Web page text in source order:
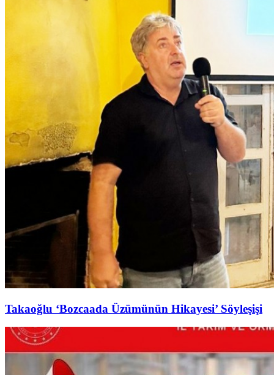
Takaoğlu ‘Bozcaada Üzümünün Hikayesi’ Söyleşişi